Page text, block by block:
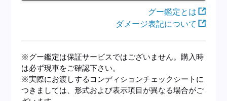
グー鑑定とは
ダメージ表記について
※グー鑑定は保証サービスではございません。購入時
は必ず現車をご確認下さい。
※実際にお渡しするコンディションチェックシートに
つきましては、形式および表示項目が異なる場合がご